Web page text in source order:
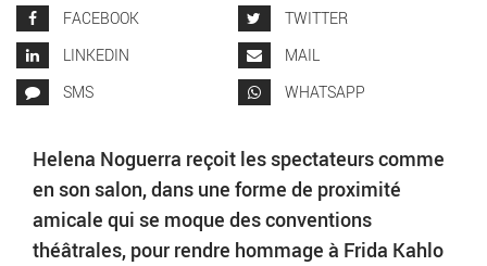
FACEBOOK
TWITTER
LINKEDIN
MAIL
SMS
WHATSAPP
Helena Noguerra reçoit les spectateurs comme
en son salon, dans une forme de proximité
amicale qui se moque des conventions
théâtrales, pour rendre hommage à Frida Kahlo